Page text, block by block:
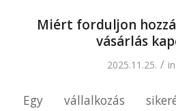
Miért forduljon
vásárlás
2025.11.25. / in
Egy vállalkozás